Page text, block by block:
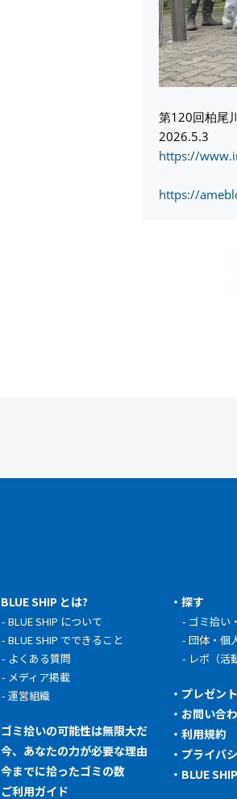
第120回柏尾
2026.5.3
https://
https://
BLUE SHIP とは?
BLUE SHIP について
BLUE SHIP でできること
よくある質問
メディア掲載
運営組織
ゴミ拾いの可能性は無限大だ
今、あなたの力が必要な理由
今までに拾ったゴミの数
ご利用ガイド
探す
ゴミ拾い
団体・個
レポ（活
プレゼン
お問い合
利用規約
プライバ
BLUE